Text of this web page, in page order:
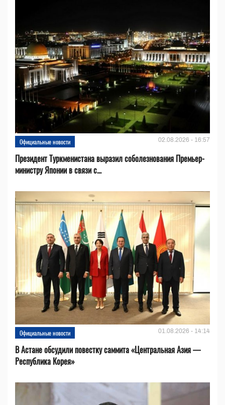
Официальные новости 02.08.2026 - 16:57
Президент Туркменистана выразил соболезнования Премьер-
министру Японии в связи с...
Официальные новости 01.08.2026 - 14:14
В Астане обсудили повестку саммита «Центральная Азия —
Республика Корея»